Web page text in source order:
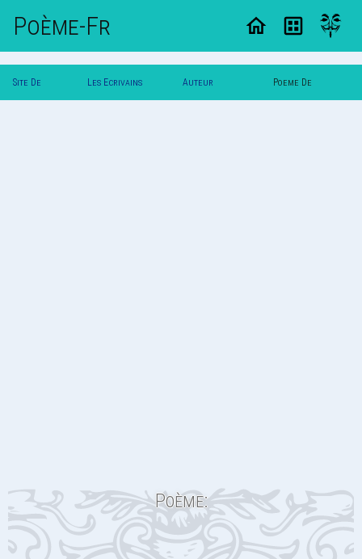
Poème-Fr
Site De Les Ecrivains Auteur Poeme De
Poème: